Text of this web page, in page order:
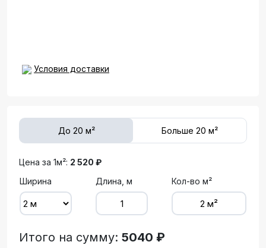
Условия доставки
До 20 м² Больше 20 м²
Цена за 1м²: 2 520 ₽
Ширина
Длина, м Кол-во м²
Итого на сумму: 5040 ₽